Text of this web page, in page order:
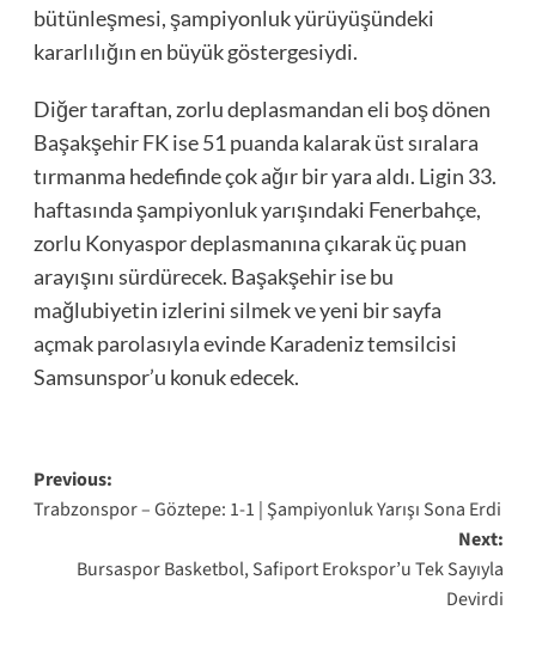
bütünleşmesi, şampiyonluk yürüyüşündeki
kararlılığın en büyük göstergesiydi.
Diğer taraftan, zorlu deplasmandan eli boş dönen
Başakşehir FK ise 51 puanda kalarak üst sıralara
tırmanma hedefinde çok ağır bir yara aldı. Ligin 33.
haftasında şampiyonluk yarışındaki Fenerbahçe,
zorlu Konyaspor deplasmanına çıkarak üç puan
arayışını sürdürecek. Başakşehir ise bu
mağlubiyetin izlerini silmek ve yeni bir sayfa
açmak parolasıyla evinde Karadeniz temsilcisi
Samsunspor’u konuk edecek.
Post
navigation
Previous:
Trabzonspor – Göztepe: 1-1 | Şampiyonluk Yarışı Sona Erdi
Next:
Bursaspor Basketbol, Safiport Erokspor’u Tek Sayıyla
Devirdi